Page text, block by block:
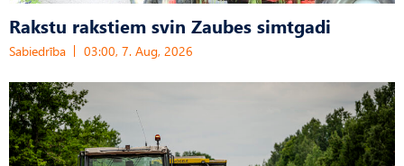
Rakstu rakstiem svin Zaubes simtgadi
Sabiedrība 03:00, 7. Aug, 2026